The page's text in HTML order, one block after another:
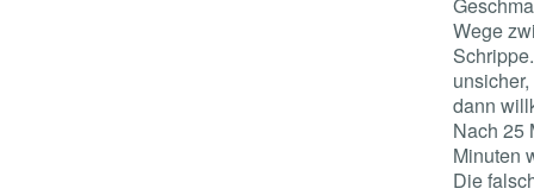
Wege
dann
Nach 25
Minuten
Die